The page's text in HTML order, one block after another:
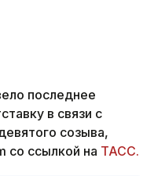
последнее
в связи с
созыва,
со ссылкой на ТАСС.